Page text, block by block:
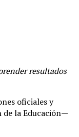
resultados
oficiales y
de la Educación—